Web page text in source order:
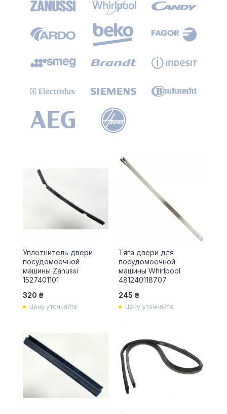
Уплотнитель двери
посудомоечной
машины Zanussi
1527401101
320 ₴
Цену уточняйте
Тяга двери для
посудомоечной
машины Whirlpool
481240118707
245 ₴
Цену уточняйте